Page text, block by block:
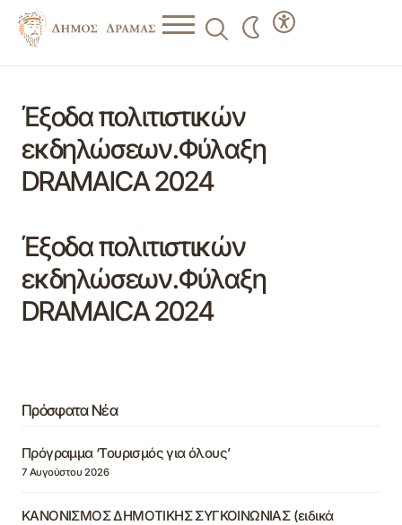
Έξοδα πολιτιστικών
εκδηλώσεων.Φύλαξη
DRAMAICA 2024
Έξοδα πολιτιστικών
εκδηλώσεων.Φύλαξη
DRAMAICA 2024
Πρόσφατα Νέα
Πρόγραμμα ‘Τουρισμός για όλους’
7 Αυγούστου 2026
ΚΑΝΟΝΙΣΜΟΣ ΔΗΜΟΤΙΚΗΣ ΣΥΓΚΟΙΝΩΝΙΑΣ (ειδικά